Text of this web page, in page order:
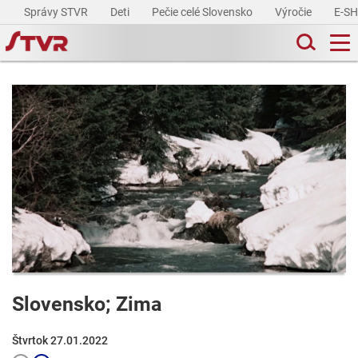
Správy STVR Deti Pečie celé Slovensko Výročie E-
Slovensko; Zima
Štvrtok 27.01.2022